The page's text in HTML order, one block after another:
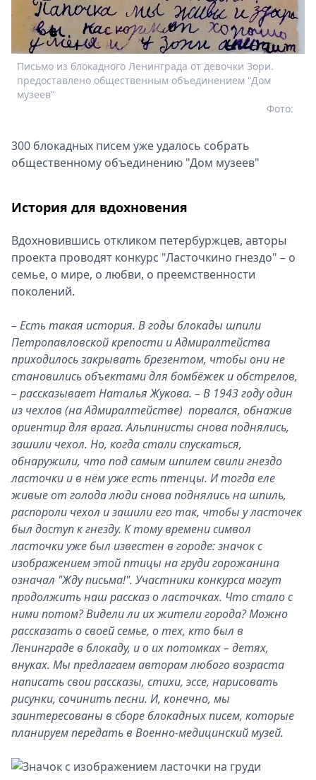
Письмо из блокадного Ленинграда от девочки Зори.
предоставлено общественным объединением "Дом
музеев"
Фото:
300 блокадных писем уже удалось собрать
общественному объединению "Дом музеев"
История для вдохновения
Вдохновившись откликом петербуржцев, авторы
проекта проводят конкурс "Ласточкино гнездо" – о
семье, о мире, о любви, о преемственности
поколений.
– Есть такая история. В годы блокады шпили
Петропавловской крепости и Адмиралтейства
приходилось закрывать брезентом, чтобы они не
становились объектами для бомбёжек и обстрелов,
– рассказывает Наталья Жукова. – В 1943 году один
из чехлов (на Адмиралтействе) порвался, обнажив
ориентир для врага. Альпинисты снова поднялись,
зашили чехол. Но, когда стали спускаться,
обнаружили, что под самым шпилем свили гнездо
ласточки и в нём уже есть птенцы. И тогда еле
живые от голода люди снова поднялись на шпиль,
распороли чехол и зашили его так, чтобы у ласточек
был доступ к гнезду. К тому времени символ
ласточки уже был известен в городе: значок с
изображением этой птицы на груди горожанина
означал "Жду письма!". Участники конкурса могут
продолжить наш рассказ о ласточках. Что стало с
ними потом? Видели ли их жители города? Можно
рассказать о своей семье, о тех, кто был в
Ленинграде в блокаду, и о их потомках – детях,
внуках. Мы предлагаем авторам любого возраста
написать свои рассказы, стихи, эссе, нарисовать
рисунки, сочинить песни. И, конечно, мы
заинтересованы в сборе блокадных писем, которые
планируем передать в Военно-медицинский музей.